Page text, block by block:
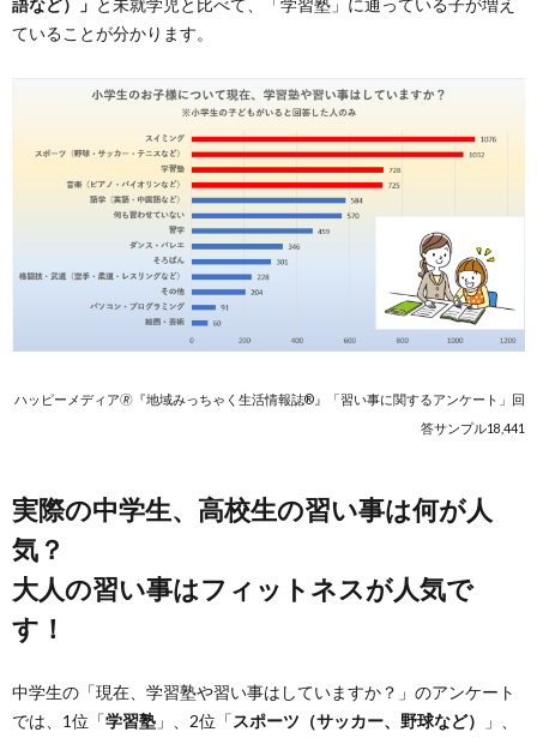
語など）」 と未就学児と比べて、「学習塾」に通っている子が増え
ていることが分かります。
ハッピーメディア🄬『地域みっちゃく生活情報誌®』「習い事に関するアンケート」回
答サンプル18,441
実際の中学生、高校生の習い事は何が人
気？
大人の習い事はフィットネスが人気で
す！
中学生の「現在、学習塾や習い事はしていますか？」のアンケート
では、1位「学習塾 」、2位「スポーツ（サッカー、野球など）
」、